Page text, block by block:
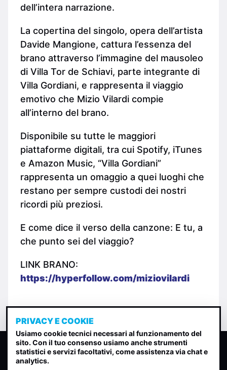
dell’intera narrazione.
La copertina del singolo, opera dell’artista
Davide Mangione, cattura l’essenza del
brano attraverso l’immagine del mausoleo
di Villa Tor de Schiavi, parte integrante di
Villa Gordiani, e rappresenta il viaggio
emotivo che Mizio Vilardi compie
all’interno del brano.
Disponibile su tutte le maggiori
piattaforme digitali, tra cui Spotify, iTunes
e Amazon Music, “Villa Gordiani”
rappresenta un omaggio a quei luoghi che
restano per sempre custodi dei nostri
ricordi più preziosi.
E come dice il verso della canzone: E tu, a
che punto sei del viaggio?
LINK BRANO:
https://hyperfollow.com/miziovilardi
CLASSIFICA INDIE
Classifica per indice di gradimento generata dall analisi di
PRIVACY E COOKIE
Usiamo cookie tecnici necessari al funzionamento del
sito. Con il tuo consenso usiamo anche strumenti
statistici e servizi facoltativi, come assistenza via chat e
analytics.